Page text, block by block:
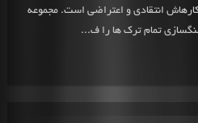
بیشتر کارهاش انتقادی و اعتراضی است. مجموعه